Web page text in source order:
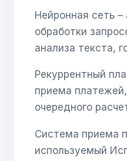
Нейронная сеть
обработки
анализа текста,
Рекуррентный
приема
очередного
Система приема
используемый